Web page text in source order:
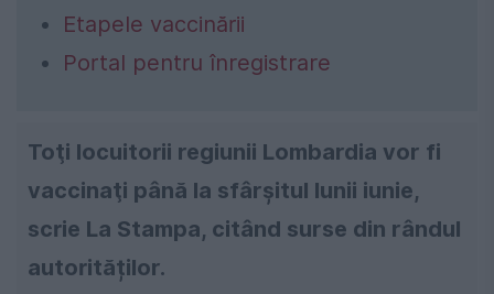
Etapele vaccinării
Portal pentru înregistrare
Toţi locuitorii regiunii Lombardia vor fi
vaccinaţi până la sfârşitul lunii iunie,
scrie La Stampa, citând surse din rândul
autorităților.